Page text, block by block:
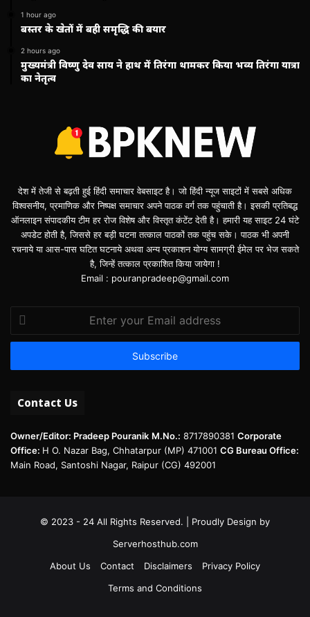
1 hour ago
बस्तर के खेतों में बही समृद्धि की बयार
2 hours ago
मुख्यमंत्री विष्णु देव साय ने हाथ में तिरंगा थामकर किया भव्य तिरंगा यात्रा
का नेतृत्व
देश में तेजी से बढ़ती हुई हिंदी समाचार वेबसाइट है। जो हिंदी न्यूज साइटों में सबसे अधिक
विश्वसनीय, प्रमाणिक और निष्पक्ष समाचार अपने पाठक वर्ग तक पहुंचाती है। इसकी प्रतिबद्ध
ऑनलाइन संपादकीय टीम हर रोज विशेष और विस्तृत कंटेंट देती है। हमारी यह साइट 24 घंटे
अपडेट होती है, जिससे हर बड़ी घटना तत्काल पाठकों तक पहुंच सके। पाठक भी अपनी
रचनाये या आस-पास घटित घटनाये अथवा अन्य प्रकाशन योग्य सामग्री ईमेल पर भेज सकते
है, जिन्हें तत्काल प्रकाशित किया जायेगा !
Email : pouranpradeep@gmail.com
your
Email
Contact Us
Owner/Editor: Pradeep Pouranik M.No.: 8717890381 Corporate
Office: H O. Nazar Bag, Chhatarpur (MP) 471001 CG Bureau Office:
Main Road, Santoshi Nagar, Raipur (CG) 492001
© 2023 - 24 All Rights Reserved. | Proudly Design by
Serverhosthub.com
About Us
Contact Disclaimers
Privacy Policy
Terms and Conditions